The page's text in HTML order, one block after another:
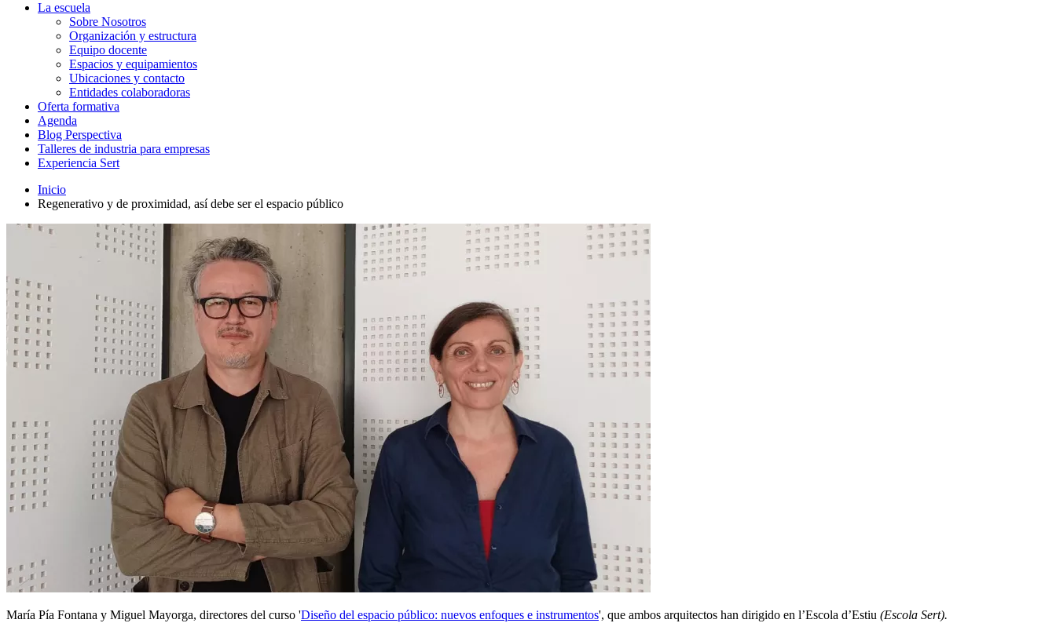
La escuela
Sobre Nosotros
Organización y estructura
Equipo docente
Espacios y equipamientos
Ubicaciones y contacto
Entidades colaboradoras
Oferta formativa
Agenda
Blog Perspectiva
Talleres de industria para empresas
Experiencia Sert
Inicio
Regenerativo y de proximidad, así debe ser el espacio público
María Pía Fontana y Miguel Mayorga, directores del curso 'Diseño del espacio público: nuevos enfoques e instrumentos', que ambos arquitectos han dirigido en l’Escola d’Estiu (Escola Sert).